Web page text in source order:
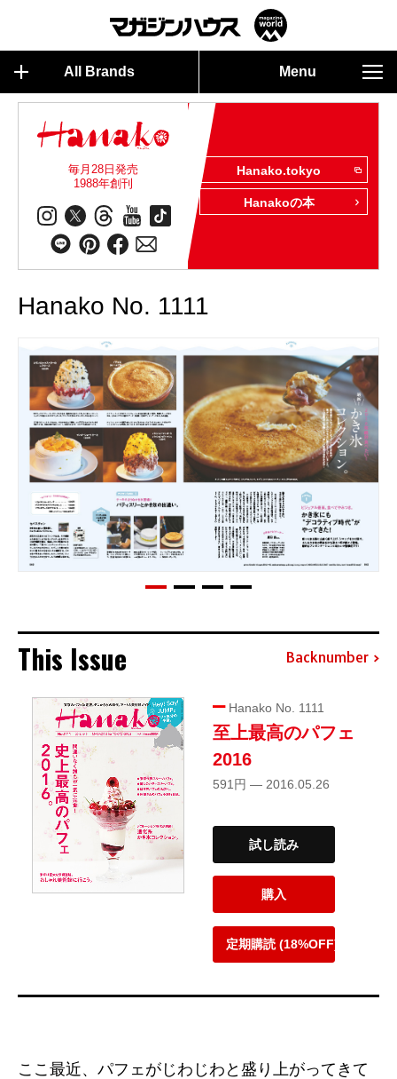
All Brands Menu
毎月28日発売
1988年創刊
Hanako.tokyo
Hanakoの本
Hanako No. 1111
This Issue Backnumber
Hanako No. 1111
至上最高のパフェ
2016
591円 — 2016.05.26
試し読み
購入
定期購読 (18%OFF)
ここ最近、パフェがじわじわと盛り上がってきて